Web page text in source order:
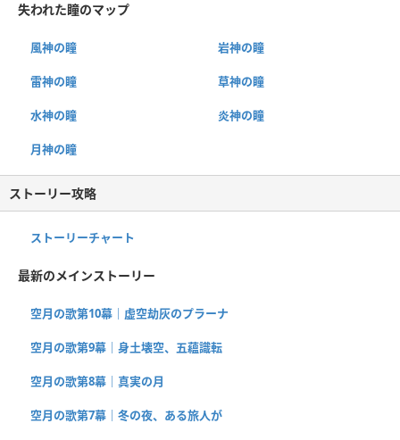
失われた瞳のマップ
風神の瞳 岩神の瞳
雷神の瞳 草神の瞳
水神の瞳 炎神の瞳
月神の瞳
ストーリー攻略
ストーリーチャート
最新のメインストーリー
空月の歌第10幕｜虚空劫灰のプラーナ
空月の歌第9幕｜身土壊空、五蘊識転
空月の歌第8幕｜真実の月
空月の歌第7幕｜冬の夜、ある旅人が